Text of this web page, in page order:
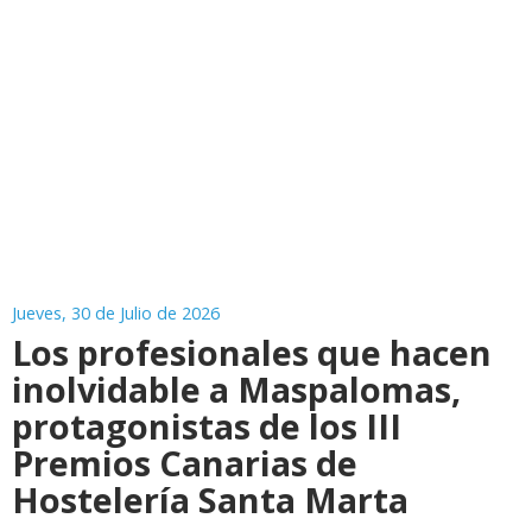
Jueves, 30 de Julio de 2026
Los profesionales que hacen
inolvidable a Maspalomas,
protagonistas de los III
Premios Canarias de
Hostelería Santa Marta